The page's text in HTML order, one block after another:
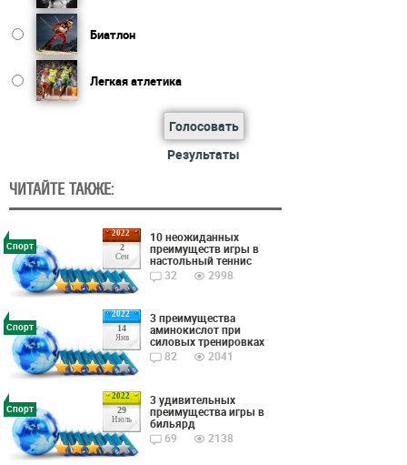
Биатлон
Легкая атлетика
Голосовать
Результаты
ЧИТАЙТЕ ТАКЖЕ:
2022
2
Сен
Спорт
10 неожиданных
преимуществ игры в
настольный теннис
32
2998
2022
14
Янв
Спорт
3 преимущества
аминокислот при
силовых тренировках
82
2041
2022
29
Июль
Спорт
3 удивительных
преимущества игры в
бильярд
69
2138